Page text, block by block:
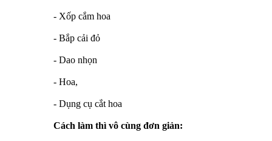
- Xốp cắm hoa
- Bắp cải đỏ
- Dao nhọn
- Hoa,
- Dụng cụ cắt hoa
Cách làm thì vô cùng đơn giản: